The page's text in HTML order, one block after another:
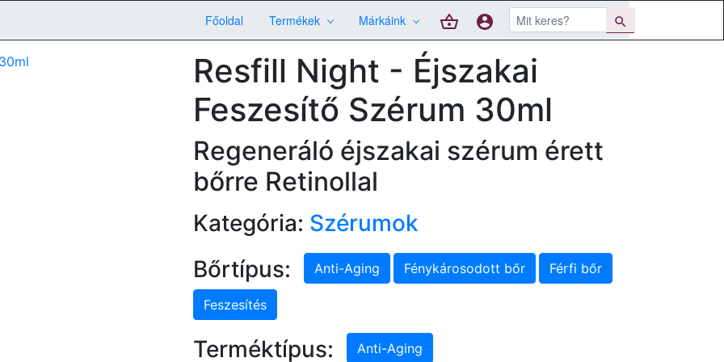
Főoldal Termékek Márkáink
Resfill Night - Éjszakai
Feszesítő Szérum 30ml
Regeneráló éjszakai szérum érett
bőrre Retinollal
Kategória: Szérumok
Bőrtípus:
Anti-Aging Fénykárosodott bőr Férfi bőr
Feszesítés
Terméktípus: Anti-Aging